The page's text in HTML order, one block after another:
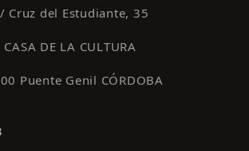
Cruz del Estudiante, 35
CASA DE LA CULTURA
Puente Genil CÓRDOBA